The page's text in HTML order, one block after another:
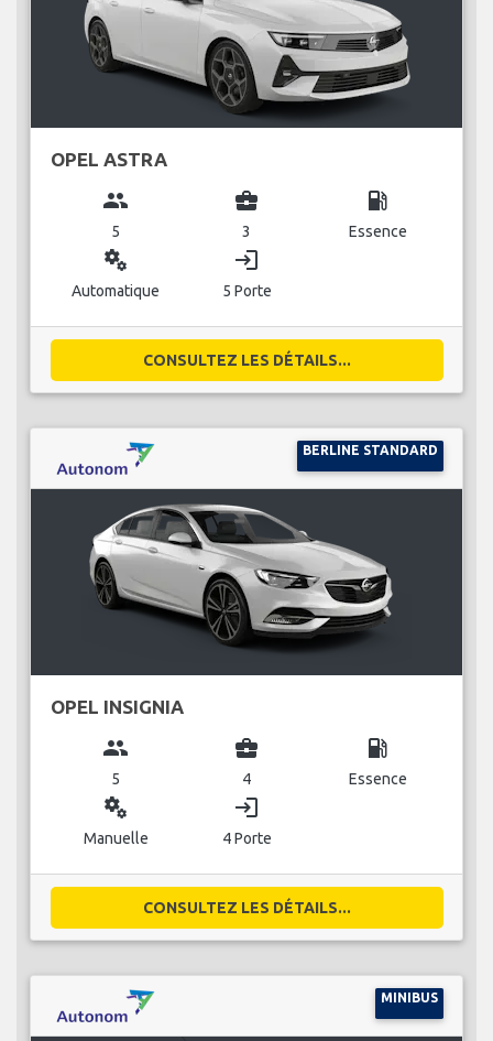
OPEL ASTRA
group
5
business_center
3
local_gas_station
Essence
miscellaneous_services
Automatique
login
5 Porte
CONSULTEZ LES DÉTAILS...
BERLINE STANDARD
OPEL INSIGNIA
group
5
business_center
4
local_gas_station
Essence
miscellaneous_services
Manuelle
login
4 Porte
CONSULTEZ LES DÉTAILS...
MINIBUS